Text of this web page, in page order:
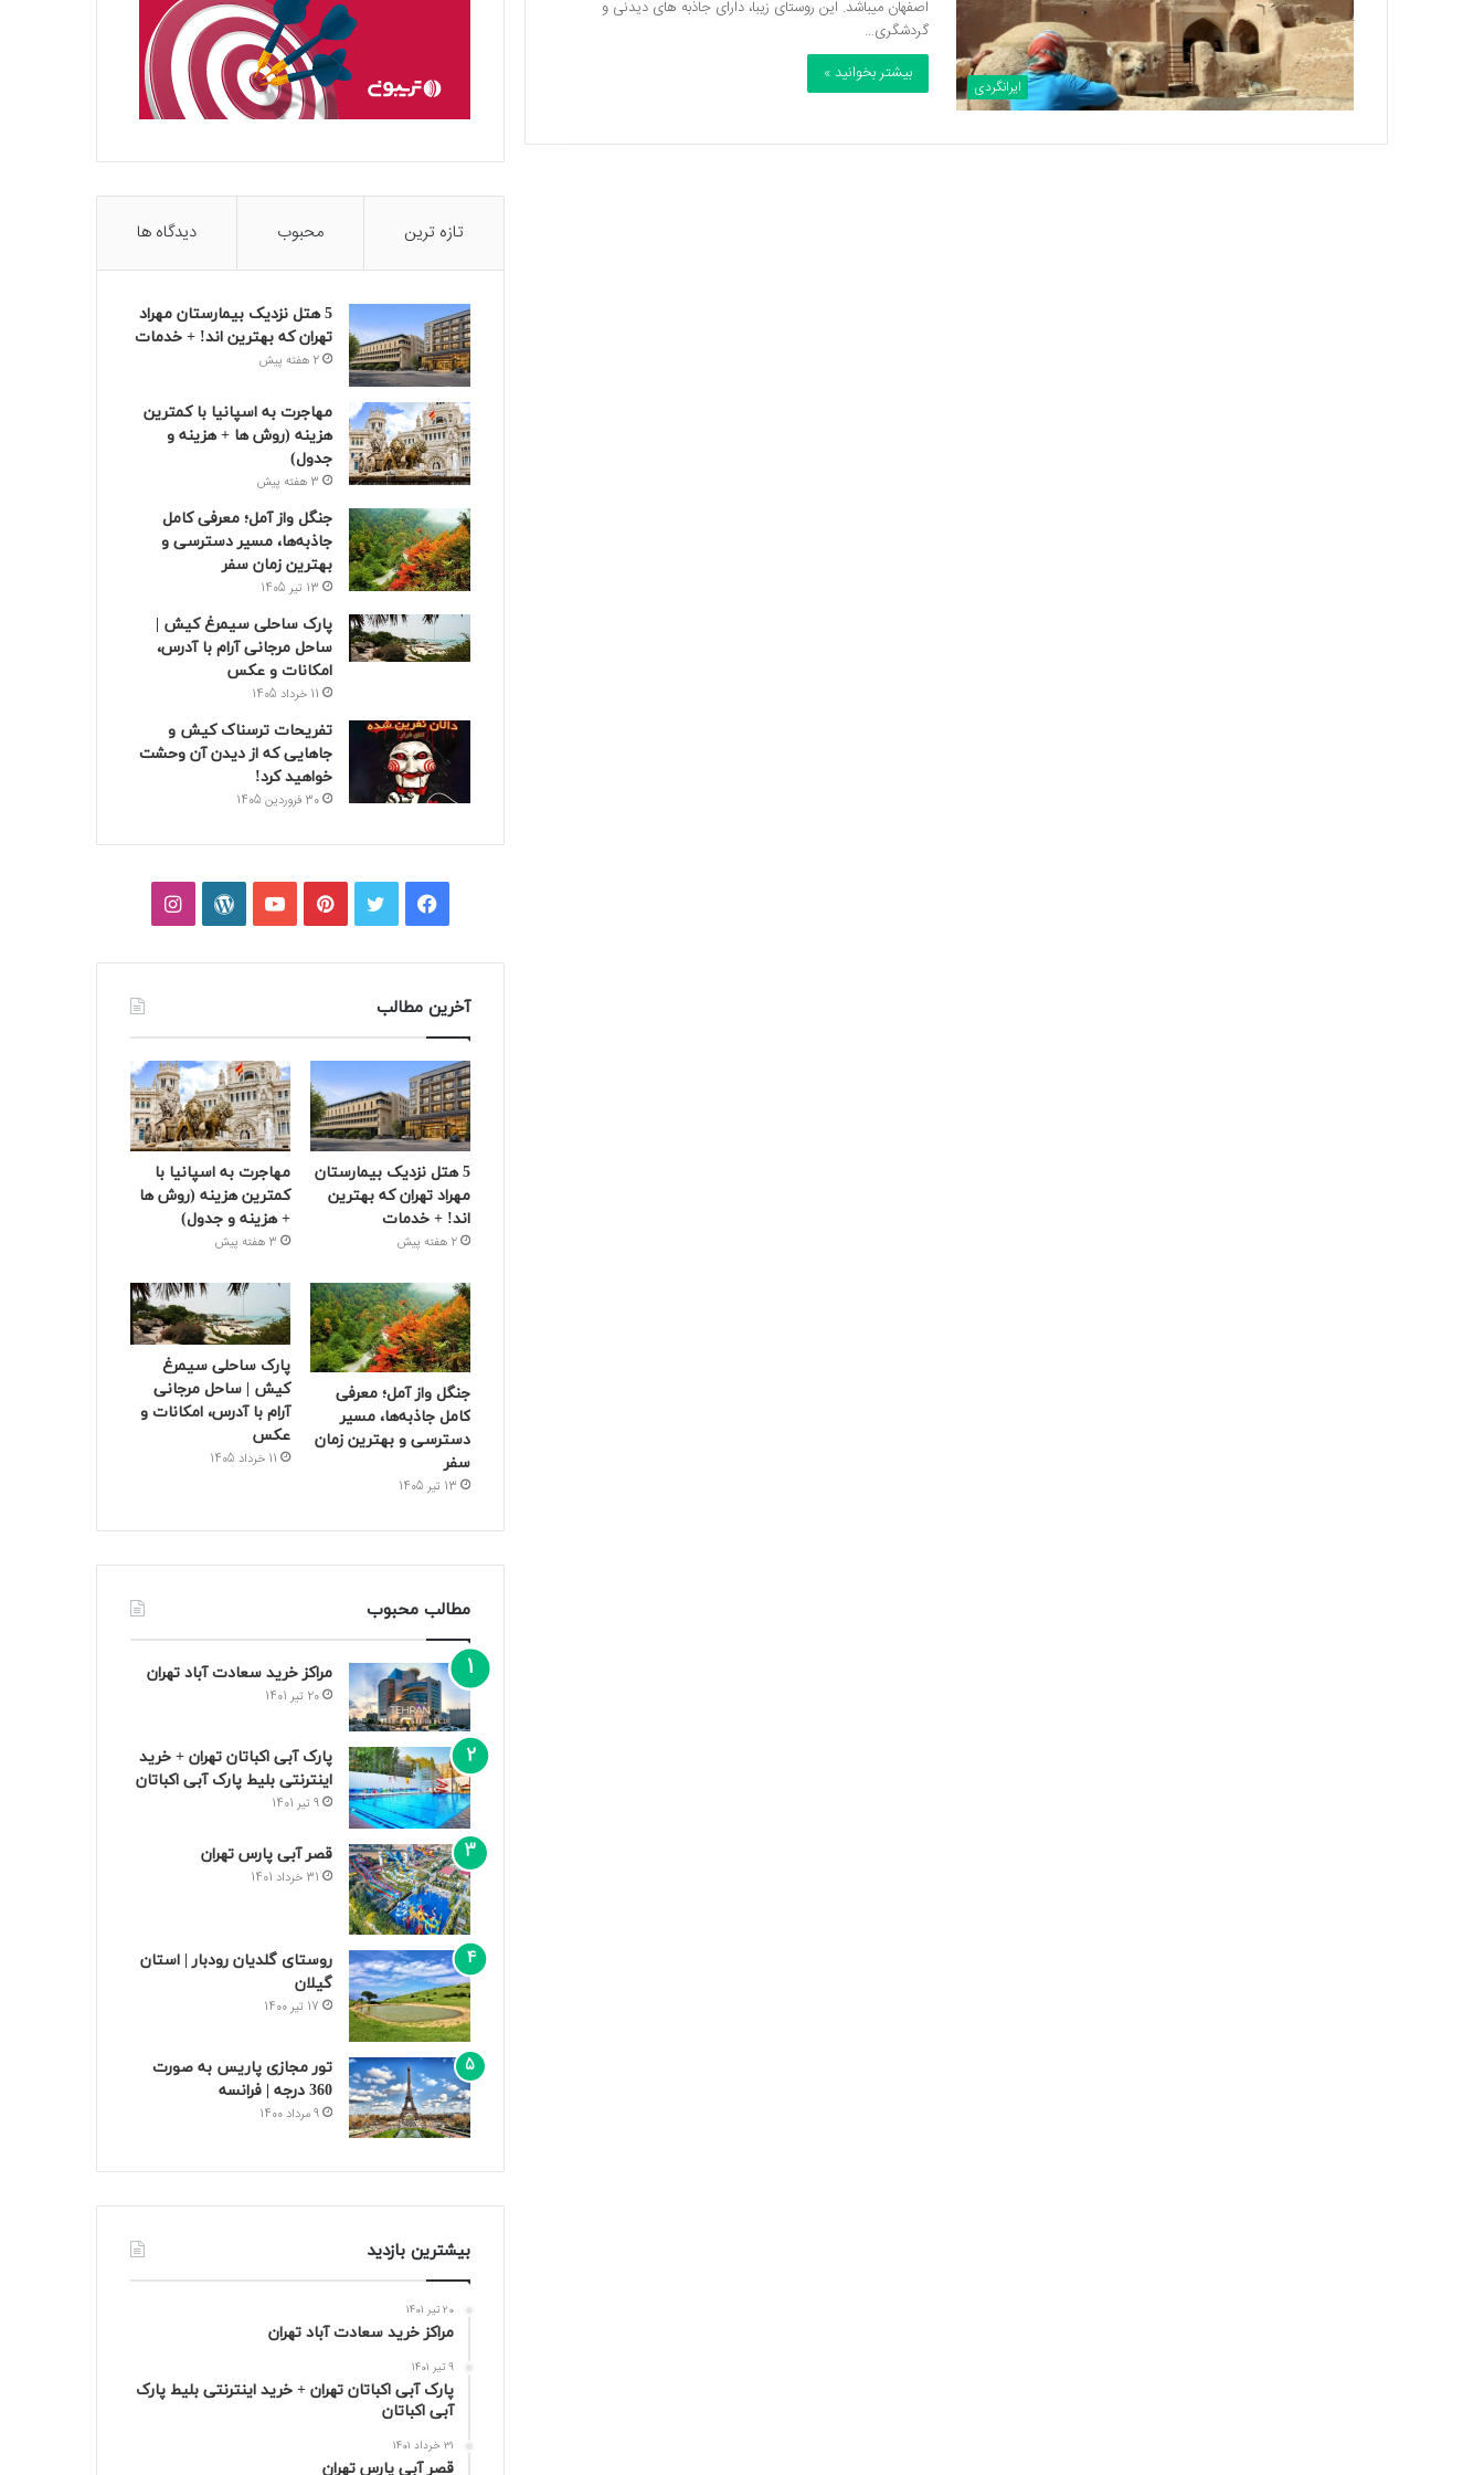
ایرانگردی
اصفهان میباشد. این روستای زیبا، دارای جاذبه های دیدنی و
گردشگری…
بیشتر بخوانید »
تازه ترین محبوب دیدگاه ها
5 هتل نزدیک بیمارستان مهراد
تهران که بهترین‌ اند! + خدمات
2 هفته پیش
مهاجرت به اسپانیا با کمترین
هزینه (روش ها + هزینه و
جدول)
3 هفته پیش
جنگل واز آمل؛ معرفی کامل
جاذبه‌ها، مسیر دسترسی و
بهترین زمان سفر
13 تیر 1405
پارک ساحلی سیمرغ کیش |
ساحل مرجانی آرام با آدرس،
امکانات و عکس
11 خرداد 1405
تفریحات ترسناک کیش و
جاهایی که از دیدن آن وحشت
خواهید کرد!
30 فروردین 1405
فیسبوکتوییترپینتریستیوتیوبوردپرساینستاگرام
آخرین مطالب
5 هتل نزدیک بیمارستان
مهراد تهران که بهترین‌
اند! + خدمات
2 هفته پیش
مهاجرت به اسپانیا با
کمترین هزینه (روش ها
+ هزینه و جدول)
3 هفته پیش
جنگل واز آمل؛ معرفی
کامل جاذبه‌ها، مسیر
دسترسی و بهترین زمان
سفر
13 تیر 1405
پارک ساحلی سیمرغ
کیش | ساحل مرجانی
آرام با آدرس، امکانات و
عکس
11 خرداد 1405
مطالب محبوب
مراکز خرید سعادت‌ آباد تهران
20 تیر 1401
پارک آبی اکباتان تهران + خرید
اینترنتی بلیط پارک آبی اکباتان
9 تیر 1401
قصر آبی پارس تهران
31 خرداد 1401
روستای گلدیان رودبار | استان
گیلان
17 تیر 1400
تور مجازی پاریس به صورت
360 درجه | فرانسه
9 مرداد 1400
بیشترین بازدید
20 تیر 1401
مراکز خرید سعادت‌ آباد تهران
9 تیر 1401
پارک آبی اکباتان تهران + خرید اینترنتی بلیط پارک
آبی اکباتان
31 خرداد 1401
قصر آبی پارس تهران